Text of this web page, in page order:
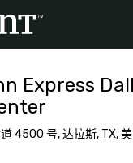
Express
4500 号, 达拉斯, TX,